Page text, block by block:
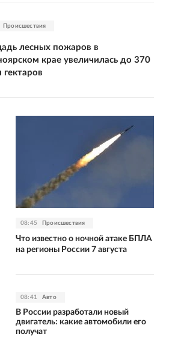
Происшествия
лесных пожаров в
крае увеличилась до 370
гектаров
08:45 Происшествия
Что известно о ночной атаке БПЛА
на регионы России 7 августа
08:41 Авто
В России разработали новый
двигатель: какие автомобили его
получат